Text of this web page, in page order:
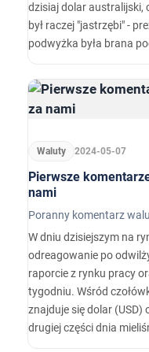
dzisiaj dolar australijski,
był raczej "jastrzębi" -
podwyżka była brana
Waluty 2024-05-07
Pierwsze
nami
Poranny komentarz
W dniu dzisiejszym na
odreagowanie po
raporcie z rynku pracy
tygodniu. Wśród
znajduje się dolar (USD)
drugiej części dnia